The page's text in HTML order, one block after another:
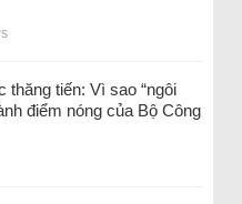
thăng tiến: Vì sao “ngôi
điểm nóng của Bộ Công